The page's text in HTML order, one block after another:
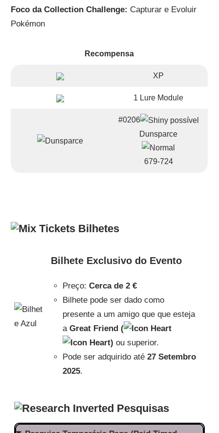
Foco da Collection Challenge: Capturar e Evoluir
Pokémon
Recompensa
XP
1 Lure Module
#0206
Dunsparce
679-724
Bilhetes
Bilhete Exclusivo do Evento
Preço: Cerca de 2 €
Bilhete pode ser dado como
presente a um amigo que que esteja
a Great Friend (
) ou superior.
Pode ser adquirido até 27 Setembro
2025.
Pesquisas